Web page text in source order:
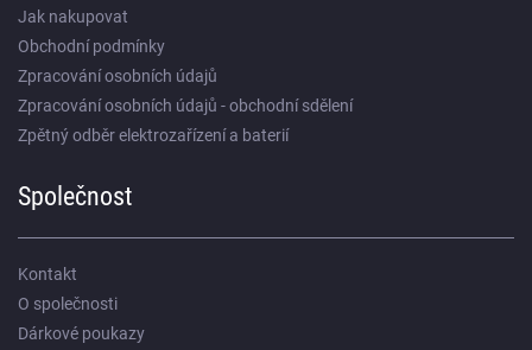
Jak nakupovat
Obchodní podmínky
Zpracování osobních údajů
Zpracování osobních údajů - obchodní sdělení
Zpětný odběr elektrozařízení a baterií
Společnost
Kontakt
O společnosti
Dárkové poukazy